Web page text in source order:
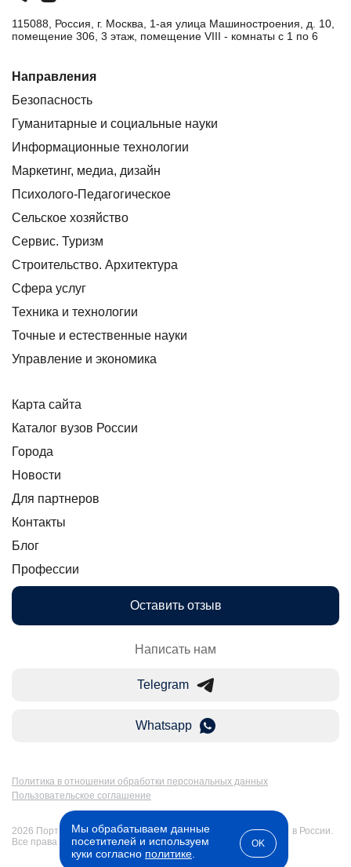
115088, Россия, г. Москва, 1-ая улица Машиностроения, д. 10,
помещение 306, 3 этаж, помещение VIII - комнаты с 1 по 6
Направления
Безопасность
Гуманитарные и социальные науки
Информационные технологии
Маркетинг, медиа, дизайн
Психолого-Педагогическое
Сельское хозяйство
Сервис. Туризм
Строительство. Архитектура
Сфера услуг
Техника и технологии
Точные и естественные науки
Управление и экономика
Карта сайта
Каталог вузов России
Города
Новости
Для партнеров
Контакты
Блог
Профессии
Оставить отзыв
Написать нам
Telegram
Whatsapp
Политика в отношении обработки персональных данных
Пользовательское соглашение
2026 Портал Бакалавр-Магистр: дистанционное образование в России.
Все права защищены
Мы обрабатываем данные
посетителей и используем
куки согласно политике
OK